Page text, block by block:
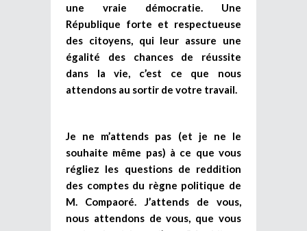
une vraie démocratie. Une
République forte et respectueuse
des citoyens, qui leur assure une
égalité des chances de réussite
dans la vie, c’est ce que nous
attendons au sortir de votre travail.
Je ne m’attends pas (et je ne le
souhaite même pas) à ce que vous
régliez les questions de reddition
des comptes du règne politique de
M. Compaoré. J’attends de vous,
nous attendons de vous, que vous